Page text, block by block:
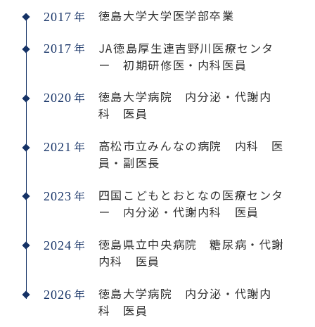
2017 年 徳島大学大学医学部卒業
2017 年
JA徳島厚生連吉野川医療センタ
ー 初期研修医・内科医員
2020 年
徳島大学病院 内分泌・代謝内
科 医員
2021 年
高松市立みんなの病院 内科 医
員・副医長
2023 年
四国こどもとおとなの医療センタ
ー 内分泌・代謝内科 医員
2024 年
徳島県立中央病院 糖尿病・代謝
内科 医員
2026 年
徳島大学病院 内分泌・代謝内
科 医員